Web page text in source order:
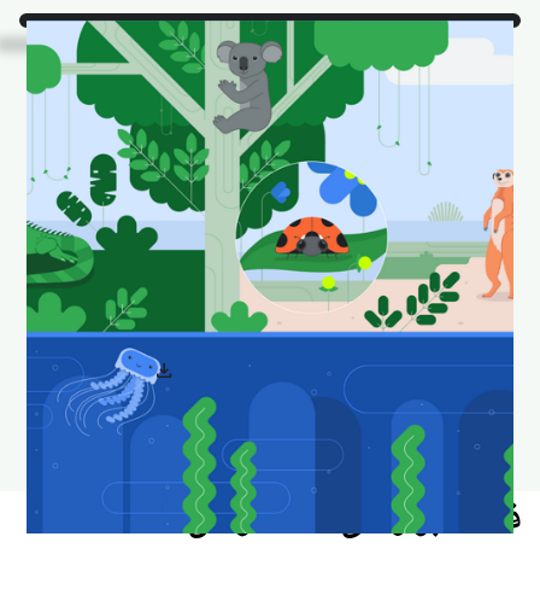
این برخی از حیوانات
اندروید استودیو مورد علاقه ما
در زیستگاه طبیعی خود هستند.
دانلود کنید و به عنوان تصویر زمینه خود تنظیم کنید تا
دسکتاپ خود را سرگرم کننده و تازه نگه دارید.
دانلود والپیپر اندروید استودیو download
فقط ابزارهای خط فرمان